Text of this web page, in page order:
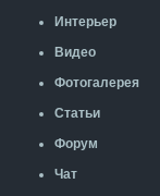
Интерьер
Видео
Фотогалерея
Статьи
Форум
Чат